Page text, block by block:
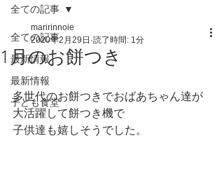
全ての記事
最新情報
最新情報
子ども食堂
全ての記事
1月のお餅つき
maririnnoie
2020年2月29日 読了時間: 1分
多世代のお餅つきでおばあちゃん達が
大活躍して餅つき機で
子供達も嬉しそうでした。